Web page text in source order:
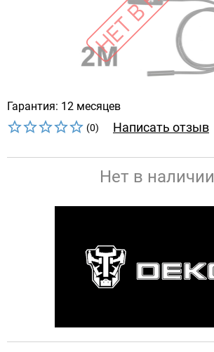
Гарантия: 12 месяцев
(0) Написать отзыв
Нет в наличии